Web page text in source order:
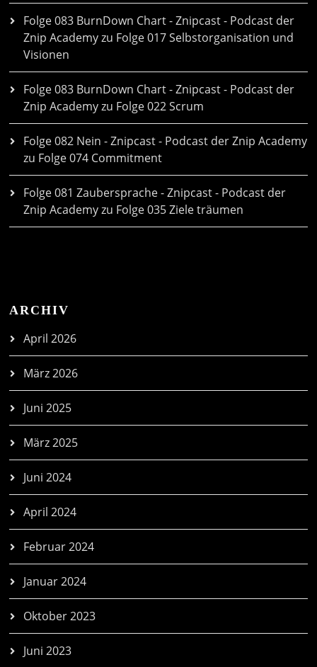
Folge 083 BurnDown Chart - Znipcast - Podcast der
Znip Academyzu Folge 017 Selbstorganisation und
Visionen
Folge 083 BurnDown Chart - Znipcast - Podcast der
Znip Academyzu Folge 022 Scrum
Folge 082 Nein - Znipcast - Podcast der Znip Academy
zu Folge 074 Commitment
Folge 081 Zaubersprache - Znipcast - Podcast der
Znip Academyzu Folge 035 Ziele träumen
ARCHIV
April 2026
März 2026
Juni 2025
März 2025
Juni 2024
April 2024
Februar 2024
Januar 2024
Oktober 2023
Juni 2023